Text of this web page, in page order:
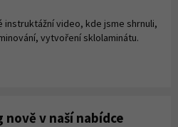
instruktážní video, kde jsme shrnuli,
vytvoření sklolaminátu.
v naší nabídce